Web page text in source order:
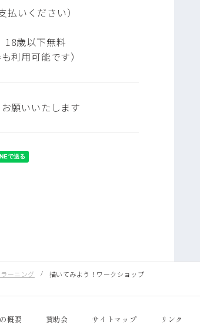
いください）
18歳以下無料
利用可能です）
願いいたします
ーニング
描いてみよう！ワークショップ
概要 賛助会 サイトマップ リンク